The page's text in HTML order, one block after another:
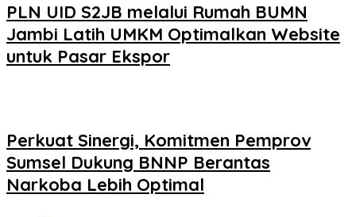
PLN UID S2JB melalui Rumah BUMN
Jambi Latih UMKM Optimalkan Website
untuk Pasar Ekspor
Perkuat Sinergi, Komitmen Pemprov
Sumsel Dukung BNNP Berantas
Narkoba Lebih Optimal